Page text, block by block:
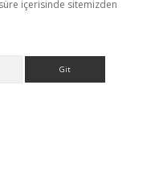
içerisinde sitemizden